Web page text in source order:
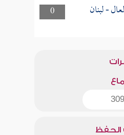
0
- لبنان
الحفظ